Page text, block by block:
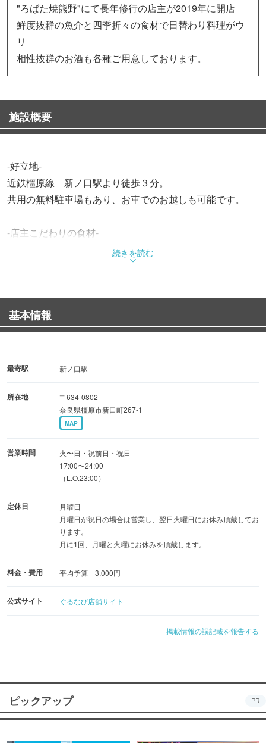
"ろばた焼熊野"にて長年修行の店主が2019年に開店
鮮度抜群の魚介と四季折々の食材で日替わり料理がウ
リ
相性抜群のお酒も各種ご用意しております。
施設概要
-好立地-
近鉄橿原線 新ノ口駅より徒歩３分。
共用の無料駐車場もあり、お車でのお越しも可能です。
-店主こだわりの食材-
鮮度の高い海鮮魚介は日本全国あらゆる場所から仕入れ。
季節に応じて、最も美味しい時期のものを調理致します。
でお楽しみ頂けます。
-お料理と相性抜群のお酒-
カウンター席で少々ひっかけて、などのご利用もおすすめ
-宴会シーンでのご利用-
各種宴会コースは4,400円〜ご用意しております。
飲み放題も2,000円〜お付け可能です。
20名様以上で貸切りも承っておりますので、
忘新年会、歓送迎会にもぜひご利用ください。
皆様のご来店を心よりお待ちしております。
続きを読む
基本情報
最寄駅 新ノ口駅
所在地
〒634-0802
奈良県橿原市新口町267-1
MAP
営業時間
火〜日・祝前日・祝日
17:00〜24:00
（L.O.23:00）
定休日
月曜日
月曜日が祝日の場合は営業し、翌日火曜日にお休み頂戴してお
ります。
月に1回、月曜と火曜にお休みを頂戴します。
料金・費用 平均予算 3,000円
公式サイト ぐるなび店舗サイト
掲載情報の誤記載を報告する
ピックアップ PR